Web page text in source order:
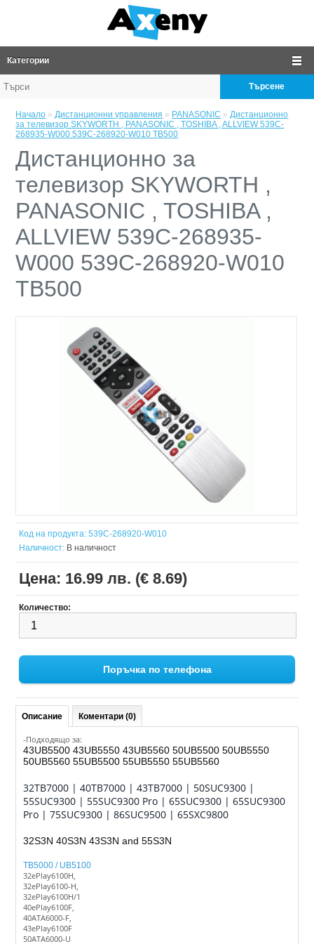
Категории
Търсене
Начало »Дистанционни управления » PANASONIC »Дистанционно
за телевизор SKYWORTH , PANASONIC , TOSHIBA , ALLVIEW 539C-
268935-W000 539C-268920-W010 TB500
Дистанционно за
телевизор SKYWORTH ,
PANASONIC , TOSHIBA ,
ALLVIEW 539C-268935-
W000 539C-268920-W010
TB500
Код на продукта: 539C-268920-W010
Наличност: В наличност
Цена: 16.99 лв. (€ 8.69)
Количество:
Поръчка по телефона
Описание Коментари (0)
-Подходящо за:
43UB5500 43UB5550 43UB5560 50UB5500 50UB5550
50UB5560 55UB5500 55UB5550 55UB5560
32TB7000 | 40TB7000 | 43TB7000 | 50SUC9300 |
55SUC9300 | 55SUC9300 Pro | 65SUC9300 | 65SUC9300
Pro | 75SUC9300 | 86SUC9500 | 65SXC9800
32S3N 40S3N 43S3N and 55S3N
TB5000 / UB5100
32ePlay6100H,
32ePlay6100-H,
32ePlay6100H/1
40ePlay6100F,
40ATA6000-F,
43ePlay6100F
50ATA6000-U